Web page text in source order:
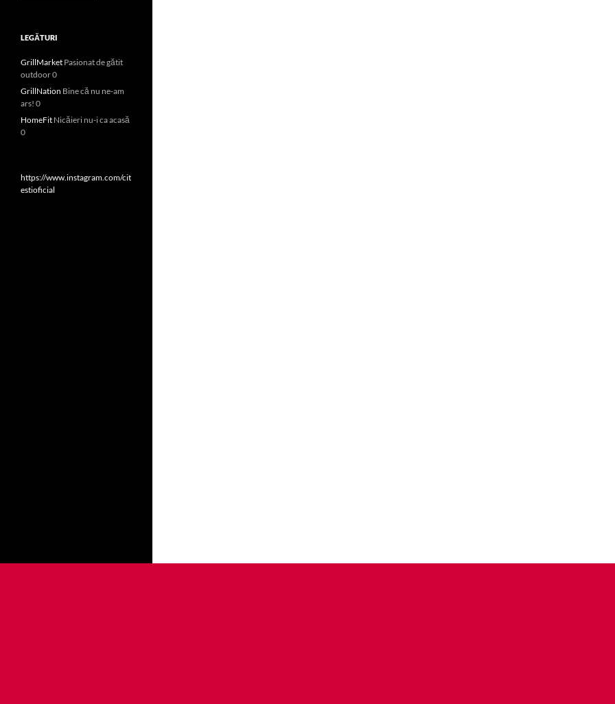
LEGĂTURI
GrillMarket Pasionat de gătit
outdoor 0
GrillNation Bine că nu ne-am
ars! 0
HomeFit Nicăieri nu-i ca acasă
0
https://www.instagram.com/cit
estioficial